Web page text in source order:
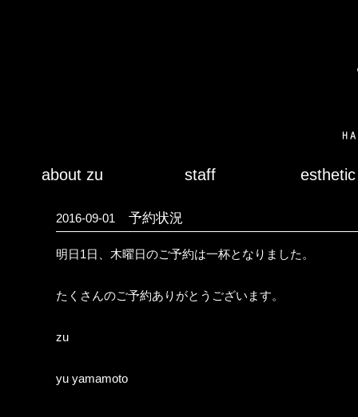
about zu staff esthetic
2016-09-01 予約状況
明日1日、木曜日のご予約は一杯となりました。
たくさんのご予約ありがとうございます。
zu
yu yamamoto